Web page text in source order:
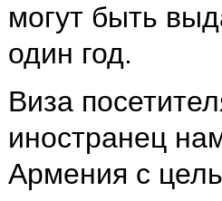
могут быть
один год.
Виза
иностранец
Армения с